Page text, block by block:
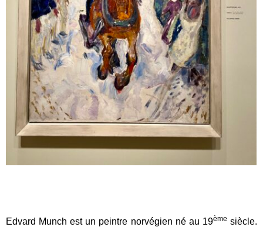
Edvard Munch est un peintre norvégien né au 19ème siècle.